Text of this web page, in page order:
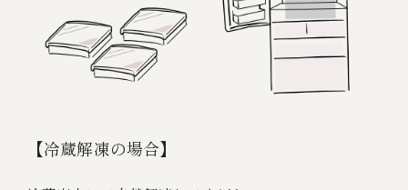
【冷蔵解凍の場合】